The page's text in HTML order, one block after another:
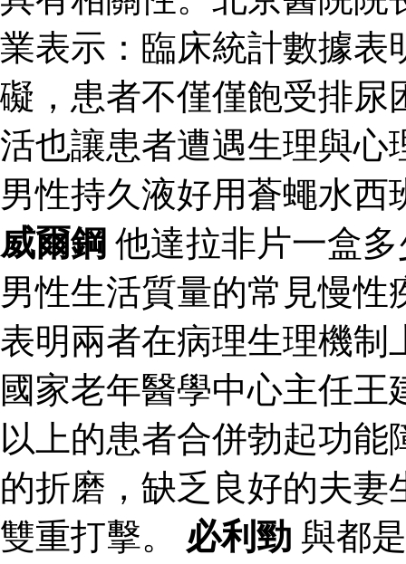
業表示：臨床統計數據表
礙，患者不僅僅飽受排尿
活也讓患者遭遇生理與
男性持久液好用蒼蠅水
威爾鋼 他達拉非片一盒
男性生活質量的常見慢
表明兩者在病理生理機制
國家老年醫學中心主任
以上的患者合併勃起功
的折磨，缺乏良好的夫
雙重打擊。 必利勁 與都